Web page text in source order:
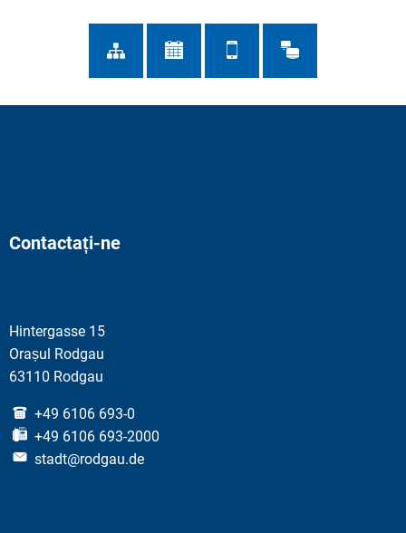
Contactați-ne
Hintergasse 15
Orașul Rodgau
63110 Rodgau
+49 6106 693-0
+49 6106 693-2000
stadt@rodgau.de